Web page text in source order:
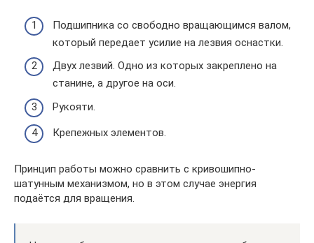
Подшипника со свободно вращающимся валом,
который передает усилие на лезвия оснастки.
Двух лезвий. Одно из которых закреплено на
станине, а другое на оси.
Рукояти.
Крепежных элементов.
Принцип работы можно сравнить с кривошипно-
шатунным механизмом, но в этом случае энергия
подаётся для вращения.